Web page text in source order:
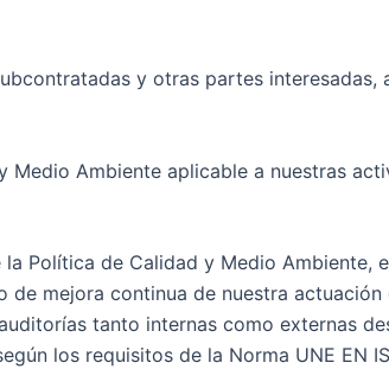
y otras partes interesadas,
Ambiente aplicable a nuestras
Política de Calidad y Medio Ambiente,
mejora continua de nuestra
tanto internas como externas
los requisitos de la Norma UNE EN